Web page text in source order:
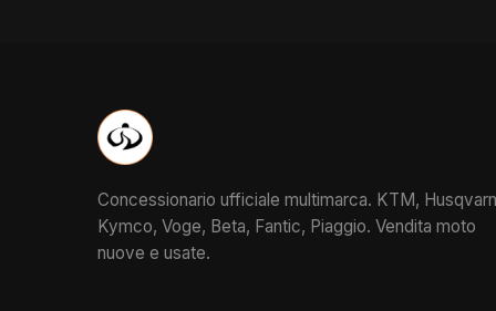
Concessionario ufficiale multimarca. KTM,
Kymco, Voge, Beta, Fantic, Piaggio. Vendita moto
nuove e usate.